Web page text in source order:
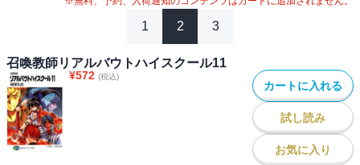
1 2 3
召喚教師リアルバウトハイスクール11
¥572 (税込)
カートに入れる
試し読み
お気に入り